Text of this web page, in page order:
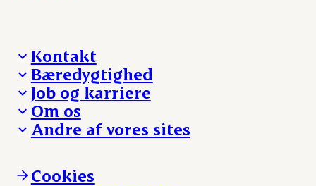
Kontakt
Besøg Danish Crown
Presse og nyheder
Reklamationer
Whistleblower
Øvrige henvendelser
Bæredygtighed
Fra jord til bord
Hverdagen
Ansvarlighed og nøgletal
Job og karriere
Arbejd med os
Ledige stillinger
Om os
Hvem er vi
Vores resultater
Andre af vores sites
Andelsejere - kreatur
Cookies